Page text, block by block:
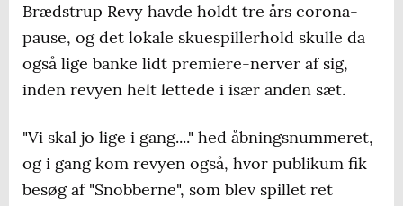
Brædstrup Revy havde holdt tre års corona-
pause, og det lokale skuespillerhold skulle da
også lige banke lidt premiere-nerver af sig,
inden revyen helt lettede i især anden sæt.
"Vi skal jo lige i gang...." hed åbningsnummeret,
og i gang kom revyen også, hvor publikum fik
besøg af "Snobberne", som blev spillet ret